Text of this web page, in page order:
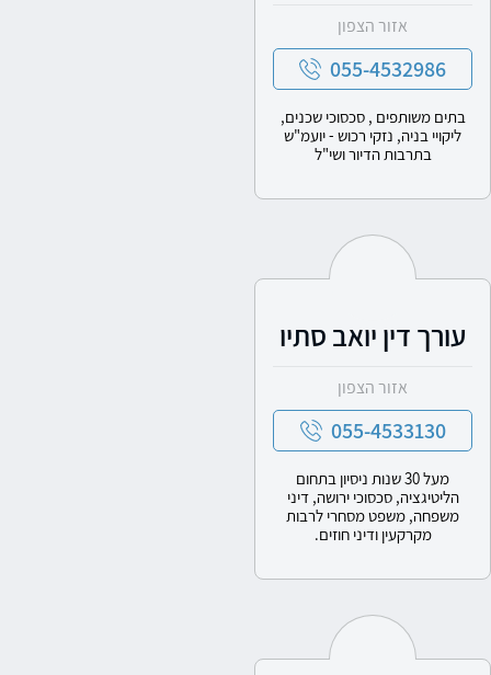
אזור הצפון
055-4532986
בתים משותפים , סכסוכי שכנים,
ליקויי בניה, נזקי רכוש - יועמ"ש
בתרבות הדיור ושי"ל
עורך דין יואב סתיו
אזור הצפון
055-4533130
מעל 30 שנות ניסיון בתחום
הליטיגציה, סכסוכי ירושה, דיני
משפחה, משפט מסחרי לרבות
מקרקעין ודיני חוזים.